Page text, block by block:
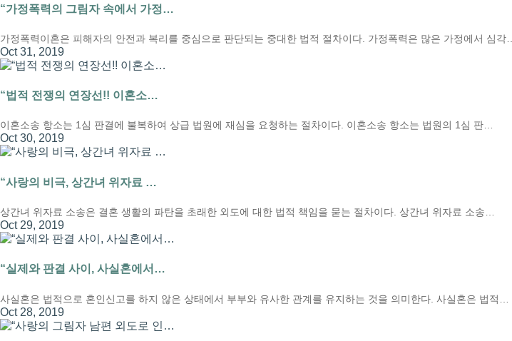
“가정폭력의 그림자 속에서 가정…
가정폭력이혼은 피해자의 안전과 복리를 중심으로 판단되는 중대한 법적 절차이다. 가정폭력은 많은 가정에서 심각…
Oct 31, 2019
“법적 전쟁의 연장선!! 이혼소…
이혼소송 항소는 1심 판결에 불복하여 상급 법원에 재심을 요청하는 절차이다. 이혼소송 항소는 법원의 1심 판…
Oct 30, 2019
“사랑의 비극, 상간녀 위자료 …
상간녀 위자료 소송은 결혼 생활의 파탄을 초래한 외도에 대한 법적 책임을 묻는 절차이다. 상간녀 위자료 소송…
Oct 29, 2019
“실제와 판결 사이, 사실혼에서…
사실혼은 법적으로 혼인신고를 하지 않은 상태에서 부부와 유사한 관계를 유지하는 것을 의미한다. 사실혼은 법적…
Oct 28, 2019